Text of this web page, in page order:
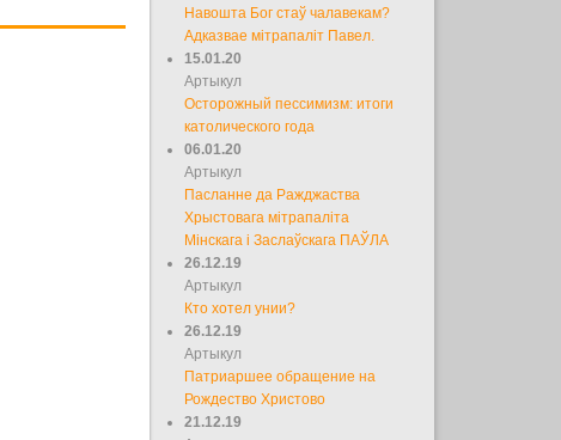
Навошта Бог стаў чалавекам?
Адказвае мітрапаліт Павел.
15.01.20
Артыкул
Осторожный пессимизм: итоги
католического года
06.01.20
Артыкул
Пасланне да Ражджаства
Хрыстовага мітрапаліта
Мінскага і Заслаўскага ПАЎЛА
26.12.19
Артыкул
Кто хотел унии?
26.12.19
Артыкул
Патриаршее обращение на
Рождество Христово
21.12.19